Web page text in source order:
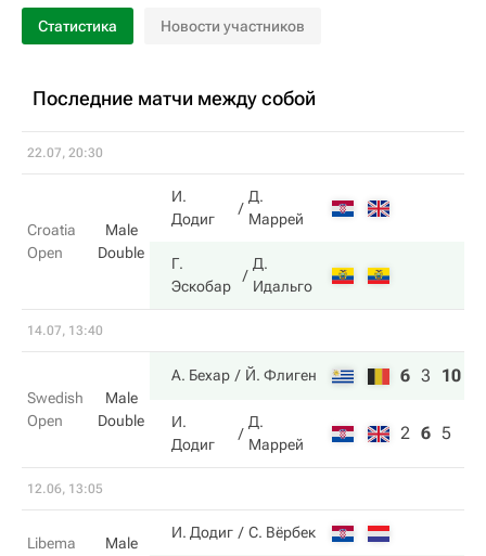
Статистика Новости участников
Последние матчи между собой
22.07, 20:30
Croatia
Open
Male
Double
И.
Додиг
Д.
Маррей
Г.
Эскобар
Д.
Идальго
14.07, 13:40
Swedish
Open
Male
Double
А. Бехар Й. Флиген 6 3 10
И.
Додиг
Д.
Маррей
2 6 5
12.06, 13:05
Libema
Male
И. Додиг С. Вёрбек